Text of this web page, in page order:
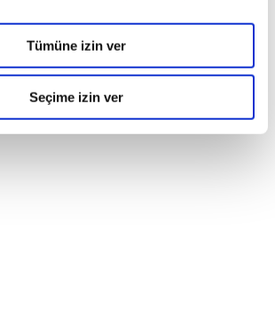
Tümüne izin ver
Seçime izin ver